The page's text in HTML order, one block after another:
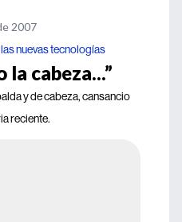
2007
nuevas tecnologías
cabeza...”
y de cabeza, cansancio
reciente.